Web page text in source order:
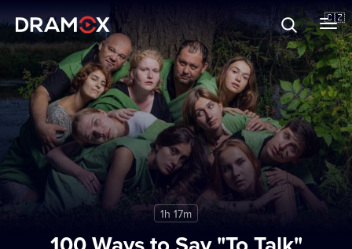
🇨🇿
Dárkové poukazy
Registrujte se
1h 17m